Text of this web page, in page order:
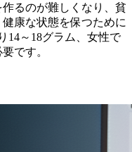
るのが難しくなり、貧
康な状態を保つために
14～18グラム、女性で
です。